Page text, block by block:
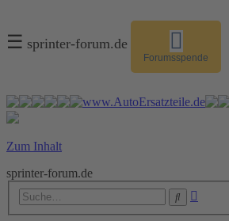
☰ sprinter-forum.de
Forumsspende
Zum Inhalt
sprinter-forum.de
Suche